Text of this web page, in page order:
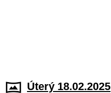
Úterý 18.02.2025